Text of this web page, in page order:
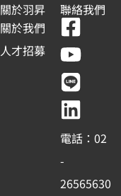
關於羽昇
關於我們
人才招募
聯絡我們
F
a
c
e
b
o
o
k
Y
o
u
t
u
b
e
L
i
n
e
L
i
n
k
e
d
i
n
電話：02
-
26565630